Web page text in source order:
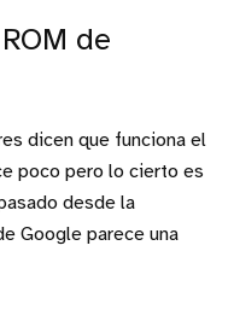
de
dicen que funciona el
poco pero lo cierto es
desde la
Google parece una